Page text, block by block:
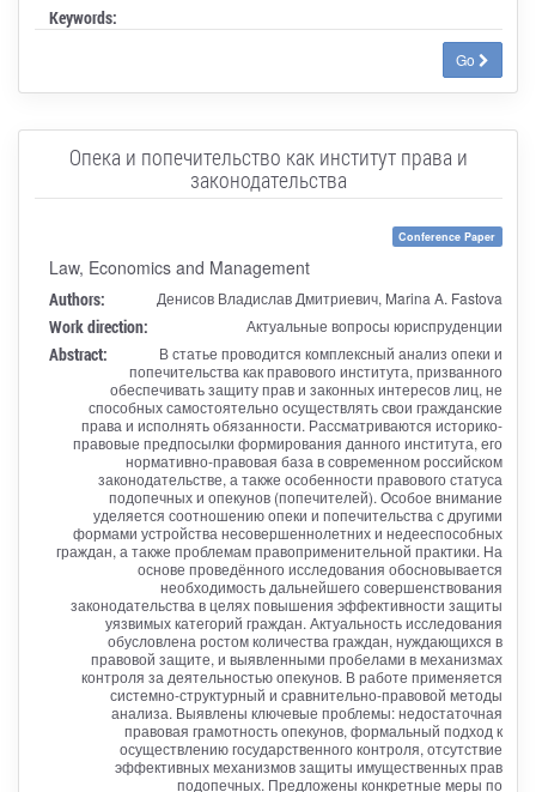
Keywords:
Go
Опека и попечительство как институт права и
законодательства
Conference Paper
Law, Economics and Management
Authors: Денисов Владислав Дмитриевич, Marina A. Fastova
Work direction: Актуальные вопросы юриспруденции
Abstract:
В статье проводится комплексный анализ опеки и
попечительства как правового института, призванного
обеспечивать защиту прав и законных интересов лиц, не
способных самостоятельно осуществлять свои гражданские
права и исполнять обязанности. Рассматриваются историко-
правовые предпосылки формирования данного института, его
нормативно-правовая база в современном российском
законодательстве, а также особенности правового статуса
подопечных и опекунов (попечителей). Особое внимание
уделяется соотношению опеки и попечительства с другими
формами устройства несовершеннолетних и недееспособных
граждан, а также проблемам правоприменительной практики. На
основе проведённого исследования обосновывается
необходимость дальнейшего совершенствования
законодательства в целях повышения эффективности защиты
уязвимых категорий граждан. Актуальность исследования
обусловлена ростом количества граждан, нуждающихся в
правовой защите, и выявленными пробелами в механизмах
контроля за деятельностью опекунов. В работе применяется
системно-структурный и сравнительно-правовой методы
анализа. Выявлены ключевые проблемы: недостаточная
правовая грамотность опекунов, формальный подход к
осуществлению государственного контроля, отсутствие
эффективных механизмов защиты имущественных прав
подопечных. Предложены конкретные меры по